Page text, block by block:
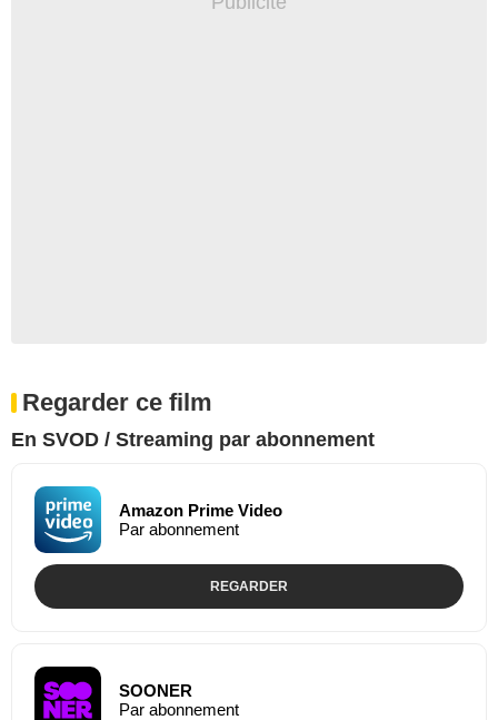
Regarder ce film
En SVOD / Streaming par abonnement
Amazon Prime Video
Par abonnement
REGARDER
SOONER
Par abonnement